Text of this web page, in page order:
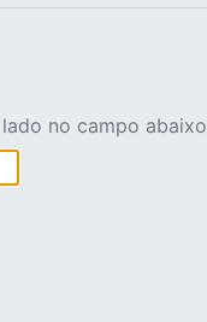
no campo abaixo